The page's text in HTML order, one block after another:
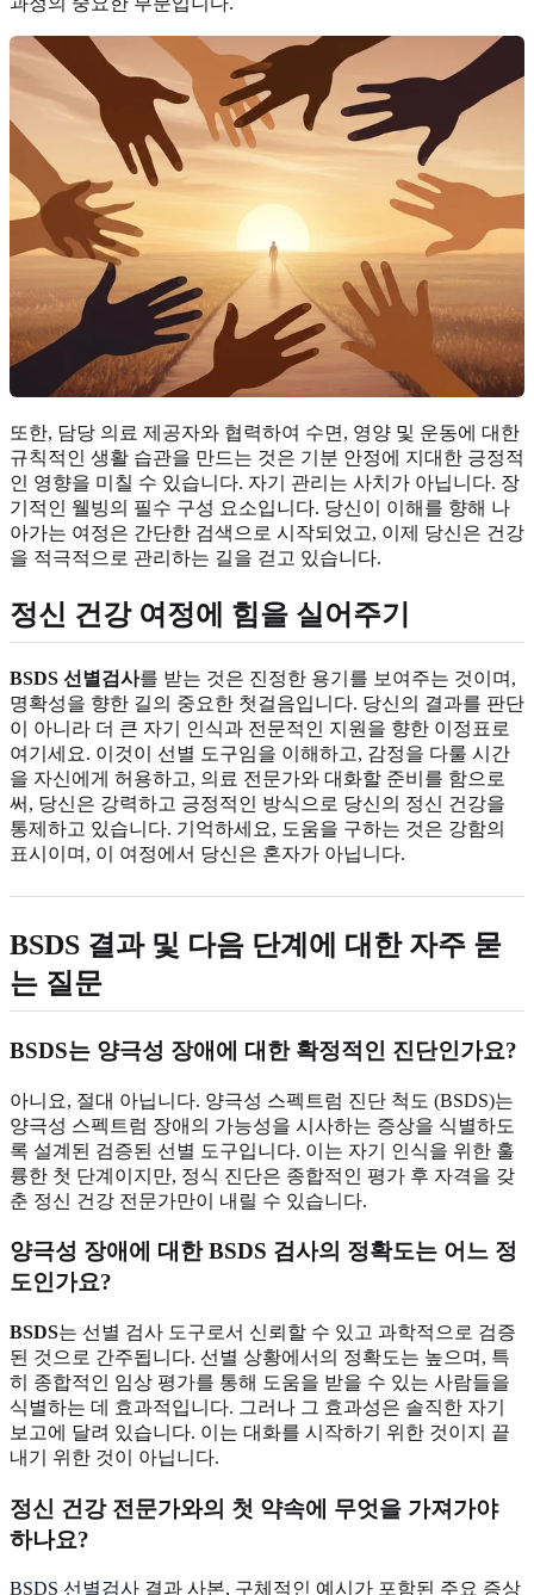
또한, 담당 의료 제공자와 협력하여 수면, 영양 및 운동에 대한
규칙적인 생활 습관을 만드는 것은 기분 안정에 지대한 긍정적
인 영향을 미칠 수 있습니다. 자기 관리는 사치가 아닙니다. 장
기적인 웰빙의 필수 구성 요소입니다. 당신이 이해를 향해 나
아가는 여정은 간단한 검색으로 시작되었고, 이제 당신은 건강
을 적극적으로 관리하는 길을 걷고 있습니다.
정신 건강 여정에 힘을 실어주기
BSDS 선별검사를 받는 것은 진정한 용기를 보여주는 것이며,
명확성을 향한 길의 중요한 첫걸음입니다. 당신의 결과를 판단
이 아니라 더 큰 자기 인식과 전문적인 지원을 향한 이정표로
여기세요. 이것이 선별 도구임을 이해하고, 감정을 다룰 시간
을 자신에게 허용하고, 의료 전문가와 대화할 준비를 함으로
써, 당신은 강력하고 긍정적인 방식으로 당신의 정신 건강을
통제하고 있습니다. 기억하세요, 도움을 구하는 것은 강함의
표시이며, 이 여정에서 당신은 혼자가 아닙니다.
BSDS 결과및 다음 단계에 대한 자주 묻
는 질문
BSDS는 양극성 장애에 대한 확정적인 진단인가요?
아니요, 절대 아닙니다. 양극성 스펙트럼 진단 척도 (BSDS)는
양극성 스펙트럼 장애의 가능성을 시사하는 증상을 식별하도
록 설계된 검증된 선별 도구입니다. 이는 자기 인식을 위한 훌
륭한 첫 단계이지만, 정식 진단은 종합적인 평가 후 자격을 갖
춘 정신 건강 전문가만이 내릴 수 있습니다.
양극성 장애에 대한BSDS 검사의 정확도는 어느 정
도인가요?
BSDS는 선별 검사 도구로서 신뢰할 수 있고 과학적으로 검증
된 것으로 간주됩니다. 선별 상황에서의 정확도는 높으며, 특
히 종합적인 임상 평가를 통해 도움을 받을 수 있는 사람들을
식별하는 데 효과적입니다. 그러나 그 효과성은 솔직한 자기
보고에 달려 있습니다. 이는 대화를 시작하기 위한 것이지 끝
내기 위한 것이 아닙니다.
정신 건강 전문가와의 첫 약속에 무엇을 가져가야
하나요?
BSDS 선별검사 결과 사본, 구체적인 예시가 포함된 주요 증상